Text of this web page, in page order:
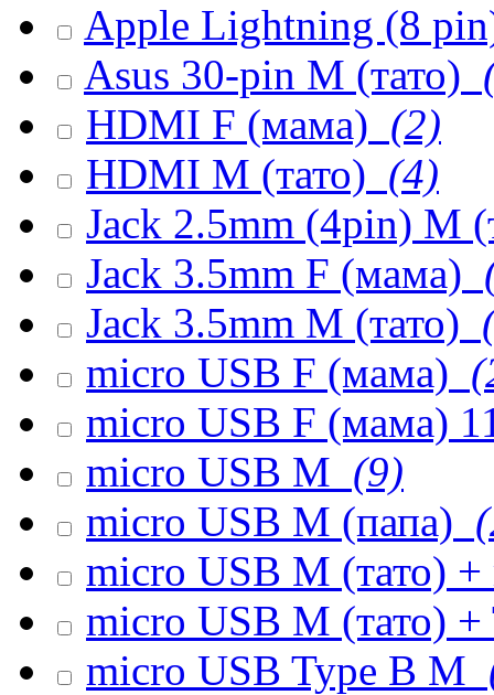
Apple Lightning (8
Asus 30-pin M (тато)
HDMI F (мама) (2)
HDMI M (тато) (4)
Jack 2.5mm (4pin) M
Jack 3.5mm F (мама)
Jack 3.5mm M (тато)
micro USB F (мама)
micro USB F (мама)
micro USB M (9)
micro USB M (папа)
micro USB M (тато)
micro USB M (тато)
micro USB Type B M